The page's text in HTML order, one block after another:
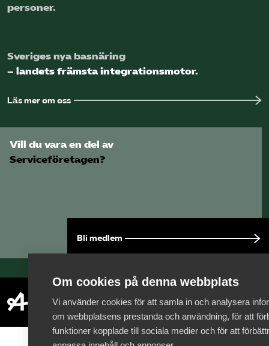
personer.
Sveriges nya basnäring
– landets främsta integrationsmotor.
Läs mer om oss
Vill du vara en del av
Serviceföretagen?
Bli medlem
Om cookies på denna webbplats
Vi använder cookies för att samla in och analysera
om webbplatsens prestanda och användning, för att
funktioner kopplade till sociala medier och för att